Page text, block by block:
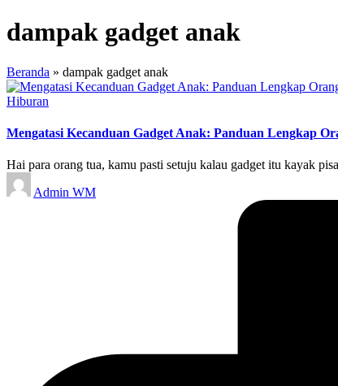
dampak gadget anak
Beranda » dampak gadget anak
Posted
Hiburan
Mengatasi Kecanduan Gadget Anak: Panduan Lengkap
Hai para orang tua, kamu pasti setuju kalau gadget itu kayak
Posted
by
Admin WM